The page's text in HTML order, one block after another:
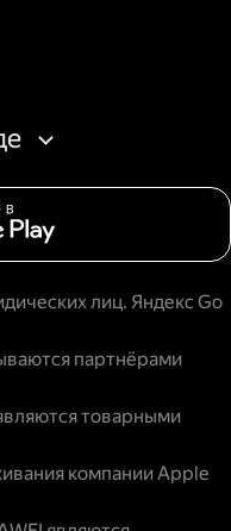
лиц. Яндекс Go
партнёрами
товарными
компании Apple